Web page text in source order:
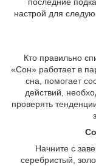
настрой для
Кто правильно
«Сон» работает в
сна, помогает
действий,
проверять
Начните с
серебристый,